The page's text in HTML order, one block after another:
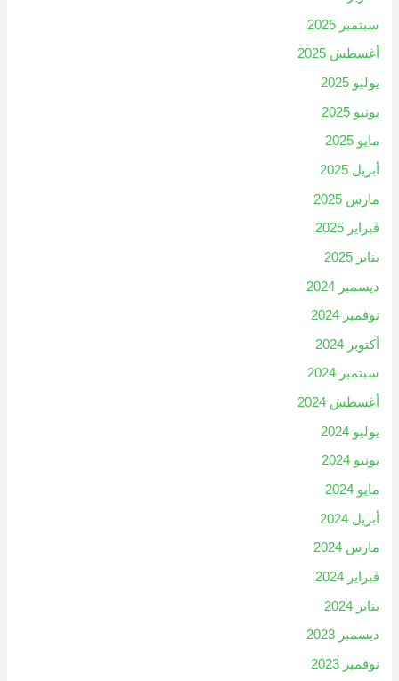
سبتمبر 2025
أغسطس 2025
يوليو 2025
يونيو 2025
مايو 2025
أبريل 2025
مارس 2025
فبراير 2025
يناير 2025
ديسمبر 2024
نوفمبر 2024
أكتوبر 2024
سبتمبر 2024
أغسطس 2024
يوليو 2024
يونيو 2024
مايو 2024
أبريل 2024
مارس 2024
فبراير 2024
يناير 2024
ديسمبر 2023
نوفمبر 2023